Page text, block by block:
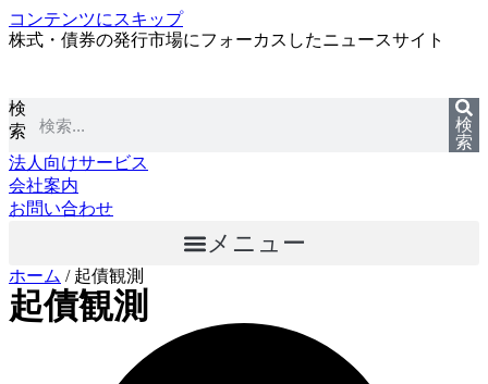
コンテンツにスキップ
株式・債券の発行市場にフォーカスしたニュースサイト
検
索
検
索
法人向けサービス
会社案内
お問い合わせ
メニュー
ホーム / 起債観測
起債観測